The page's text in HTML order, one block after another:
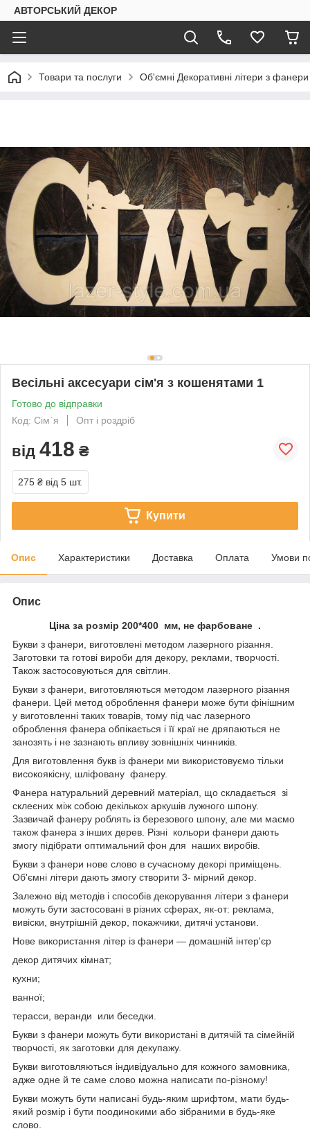
АВТОРСЬКИЙ ДЕКОР
Товари та послуги Об'ємні Декоративні літери з
Весільні аксесуари сім'я з кошенятами 1
Готово до відправки
Код: Сім`я
Опт і роздріб
від 418 ₴
275 ₴ від 5 шт.
Купити
Опис Характеристики Доставка Оплата Умови
Опис
Ціна за розмір 200*400 мм, не фарбоване .
Букви з фанери, виготовлені методом лазерного різання.
Заготовки та готові вироби для декору, реклами, творчості.
Також застосовуються для світлин.
Букви з фанери, виготовляються методом лазерного різання
фанери. Цей метод оброблення фанери може бути фінішним
у виготовленні таких товарів, тому під час лазерного
оброблення фанера обпікається і її краї не дряпаються не
занозять і не зазнають впливу зовнішніх чинників.
Для виготовлення букв із фанери ми використовуємо тільки
високоякісну, шліфовану фанеру.
Фанера натуральний деревний матеріал, що складається зі
склеєних між собою декількох аркушів лужного шпону.
Зазвичай фанеру роблять із березового шпону, але ми маємо
також фанера з інших дерев. Різні кольори фанери дають
змогу підібрати оптимальний фон для наших виробів.
Букви з фанери нове слово в сучасному декорі приміщень.
Об'ємні літери дають змогу створити 3- мірний декор.
Залежно від методів і способів декорування літери з фанери
можуть бути застосовані в різних сферах, як-от: реклама,
вивіски, внутрішній декор, покажчики, дитячі установи.
Нове використання літер із фанери — домашній інтер'єр
декор дитячих кімнат;
кухни;
ванної;
терасси, веранди или беседки.
Букви з фанери можуть бути використані в дитячій та сімейній
творчості, як заготовки для декупажу.
Букви виготовляються індивідуально для кожного замовника,
адже одне й те саме слово можна написати по-різному!
Букви можуть бути написані будь-яким шрифтом, мати будь-
який розмір і бути поодинокими або зібраними в будь-яке
слово.